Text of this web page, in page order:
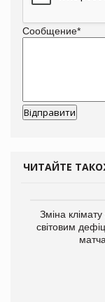
Сообщение*
ЧИТАЙТЕ
Зміна
світовим
матча